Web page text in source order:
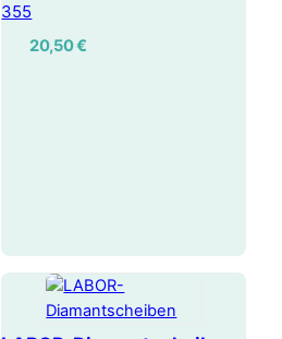
355
20,50€